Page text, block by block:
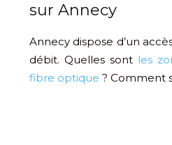
sur Annecy
Annecy dispose d’un
débit. Quelles sont les
fibre optique ? Comment